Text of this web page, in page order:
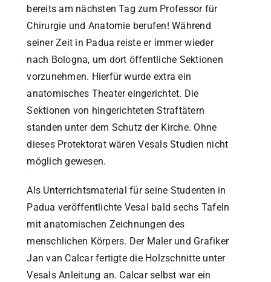
bereits am nächsten Tag zum Professor für
Chirurgie und Anatomie berufen! Während
seiner Zeit in Padua reiste er immer wieder
nach Bologna, um dort öffentliche Sektionen
vorzunehmen. Hierfür wurde extra ein
anatomisches Theater eingerichtet. Die
Sektionen von hingerichteten Straftätern
standen unter dem Schutz der Kirche. Ohne
dieses Protektorat wären Vesals Studien nicht
möglich gewesen.
Als Unterrichtsmaterial für seine Studenten in
Padua veröffentlichte Vesal bald sechs Tafeln
mit anatomischen Zeichnungen des
menschlichen Körpers. Der Maler und Grafiker
Jan van Calcar fertigte die Holzschnitte unter
Vesals Anleitung an. Calcar selbst war ein